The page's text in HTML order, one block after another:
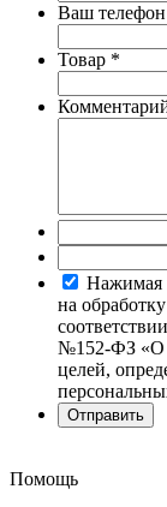
Ваш телефон
Товар *
Нажимая
на
№152-ФЗ «О
целей,
Помощь